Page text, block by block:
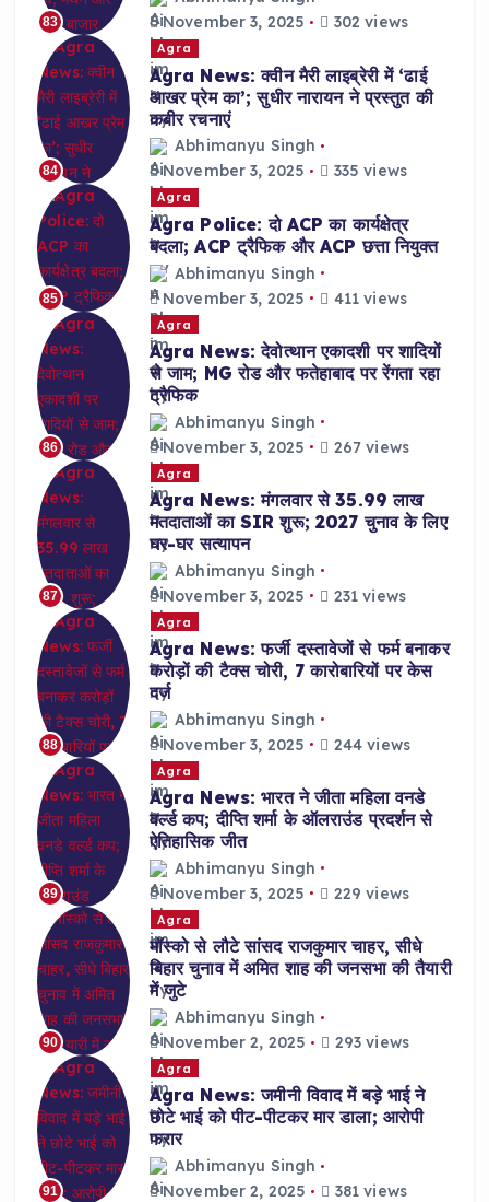
83
November 3, 2025
302 views
84
Agra
Agra News: क्वीन मैरी लाइब्रेरी में ‘ढाई
आखर प्रेम का’; सुधीर नारायन ने प्रस्तुत की
कबीर रचनाएं
Abhimanyu Singh
November 3, 2025
335 views
85
Agra
Agra Police: दो ACP का कार्यक्षेत्र
बदला; ACP ट्रैफिक और ACP छत्ता नियुक्त
Abhimanyu Singh
November 3, 2025
411 views
86
Agra
Agra News: देवोत्थान एकादशी पर शादियों
से जाम; MG रोड और फतेहाबाद पर रेंगता रहा
ट्रैफिक
Abhimanyu Singh
November 3, 2025
267 views
87
Agra
Agra News: मंगलवार से 35.99 लाख
मतदाताओं का SIR शुरू; 2027 चुनाव के लिए
घर-घर सत्यापन
Abhimanyu Singh
November 3, 2025
231 views
88
Agra
Agra News: फर्जी दस्तावेजों से फर्म बनाकर
करोड़ों की टैक्स चोरी, 7 कारोबारियों पर केस
दर्ज
Abhimanyu Singh
November 3, 2025
244 views
89
Agra
Agra News: भारत ने जीता महिला वनडे
वर्ल्ड कप; दीप्ति शर्मा के ऑलराउंड प्रदर्शन से
ऐतिहासिक जीत
Abhimanyu Singh
November 3, 2025
229 views
90
Agra
मॉस्को से लौटे सांसद राजकुमार चाहर, सीधे
बिहार चुनाव में अमित शाह की जनसभा की तैयारी
में जुटे
Abhimanyu Singh
November 2, 2025
293 views
91
Agra
Agra News: जमीनी विवाद में बड़े भाई ने
छोटे भाई को पीट-पीटकर मार डाला; आरोपी
फरार
Abhimanyu Singh
November 2, 2025
381 views